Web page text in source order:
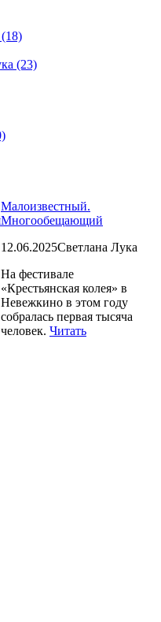
(23)
Малоизвестный.
Многообещающий
12.06.2025Светлана Лука
На фестивале
«Крестьянская колея» в
Невежкино в этом году
собралась первая тысяча
человек. Читать